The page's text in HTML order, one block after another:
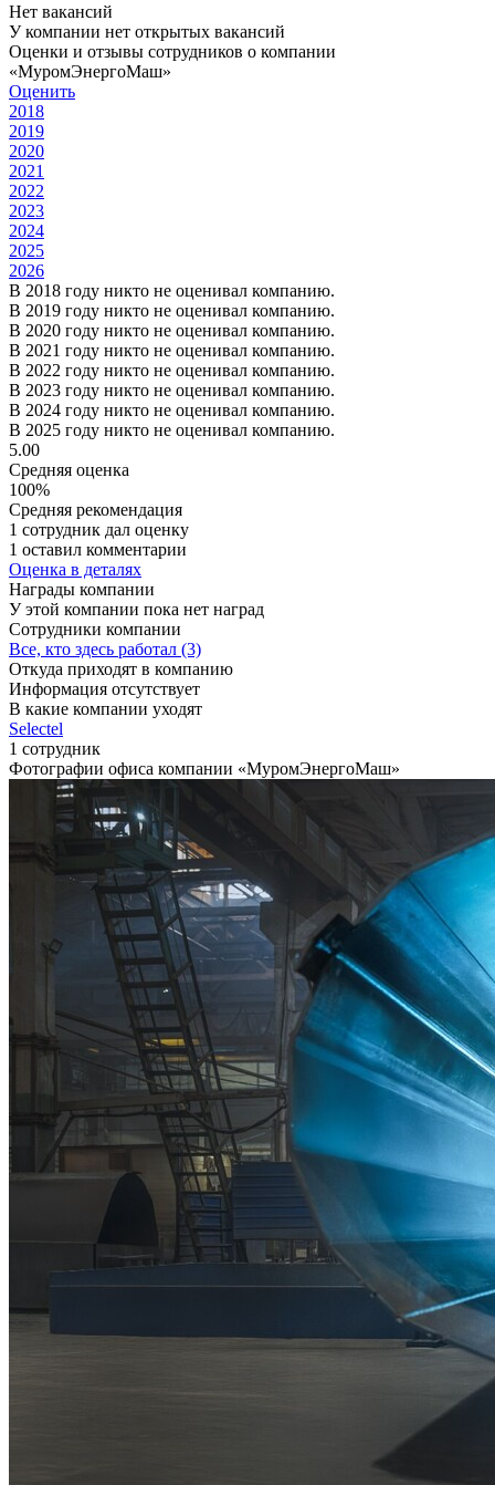
Нет вакансий
У компании нет открытых вакансий
Оценки и отзывы сотрудников о компании
«МуромЭнергоМаш»
Оценить
2018
2019
2020
2021
2022
2023
2024
2025
2026
В 2018 году никто не оценивал компанию.
В 2019 году никто не оценивал компанию.
В 2020 году никто не оценивал компанию.
В 2021 году никто не оценивал компанию.
В 2022 году никто не оценивал компанию.
В 2023 году никто не оценивал компанию.
В 2024 году никто не оценивал компанию.
В 2025 году никто не оценивал компанию.
5.00
Средняя оценка
100%
Средняя рекомендация
1 сотрудник дал оценку
1 оставил комментарии
Оценка в деталях
Награды компании
У этой компании пока нет наград
Сотрудники компании
Все, кто здесь работал (3)
Откуда приходят в компанию
Информация отсутствует
В какие компании уходят
Selectel
1 сотрудник
Фотографии офиса компании «МуромЭнергоМаш»